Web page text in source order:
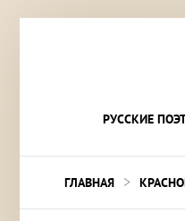
РУССКИЕ
ГЛАВНАЯ >